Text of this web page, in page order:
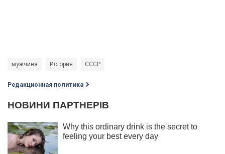
мужчина История СССР
Редакционная политика